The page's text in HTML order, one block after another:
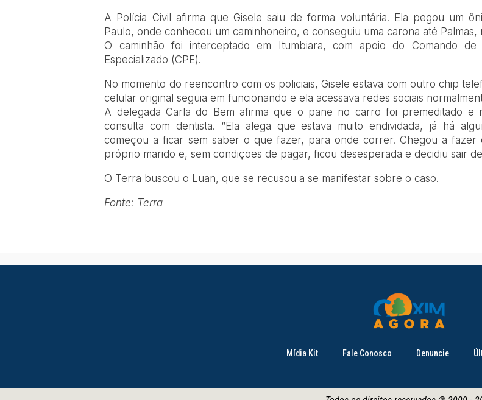
A Polícia Civil afirma que Gisele saiu de forma voluntária. Ela pegou um
Paulo, onde conheceu um caminhoneiro, e conseguiu uma carona até Palmas,
O caminhão foi interceptado em Itumbiara, com apoio do Comando de
Especializado (CPE).
No momento do reencontro com os policiais, Gisele estava com outro chip
celular original seguia em funcionando e ela acessava redes sociais
A delegada Carla do Bem afirma que o pane no carro foi premeditado e
consulta com dentista. “Ela alega que estava muito endividada, já há
começou a ficar sem saber o que fazer, para onde correr. Chegou a fazer
próprio marido e, sem condições de pagar, ficou desesperada e decidiu sair de
O Terra buscou o Luan, que se recusou a se manifestar sobre o caso.
Fonte: Terra
Mídia Kit Fale Conosco Denuncie